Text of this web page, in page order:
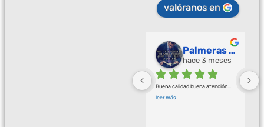
valóranos en
Camilo Ortegón
hace 3 meses
Muy bien, me han dado... leer más